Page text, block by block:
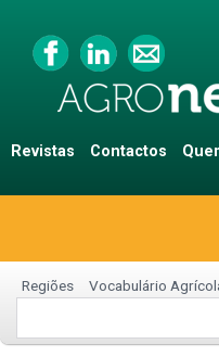
Revistas Contactos
Regiões Vocabulário